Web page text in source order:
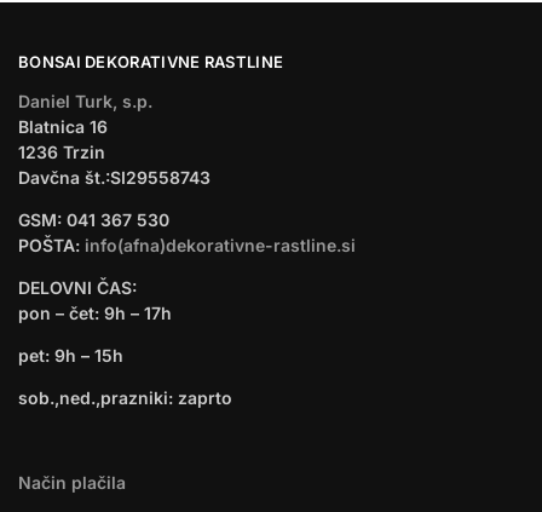
BONSAI DEKORATIVNE RASTLINE
Daniel Turk, s.p.
Blatnica 16
1236 Trzin
Davčna št.:SI29558743
GSM: 041 367 530
POŠTA: info(afna)dekorativne-rastline.si
DELOVNI ČAS:
pon – čet: 9h – 17h
pet: 9h – 15h
sob.,ned.,prazniki: zaprto
Način plačila